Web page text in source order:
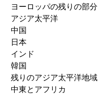
ヨーロッパの残りの部分
アジア太平洋
中国
日本
インド
韓国
残りのアジア太平洋地域
中東とアフリカ